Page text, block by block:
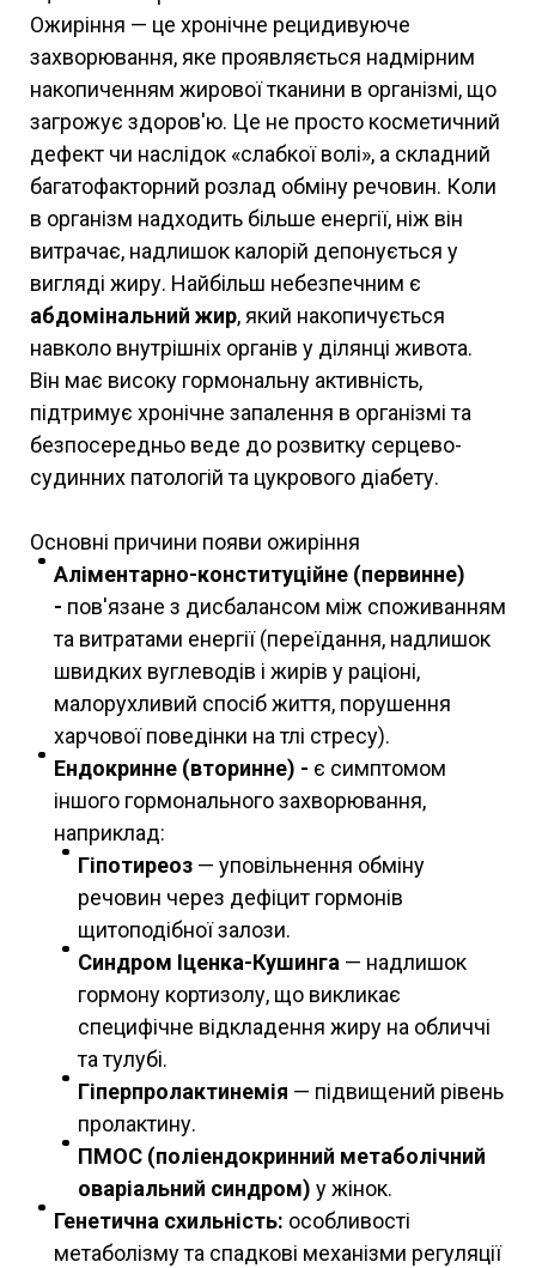
Ожиріння — це хронічне рецидивуюче
захворювання, яке проявляється надмірним
накопиченням жирової тканини в організмі, що
загрожує здоров'ю. Це не просто косметичний
дефект чи наслідок «слабкої волі», а складний
багатофакторний розлад обміну речовин. Коли
в організм надходить більше енергії, ніж він
витрачає, надлишок калорій депонується у
вигляді жиру. Найбільш небезпечним є
абдомінальний жир, який накопичується
навколо внутрішніх органів у ділянці живота.
Він має високу гормональну активність,
підтримує хронічне запалення в організмі та
безпосередньо веде до розвитку серцево-
судинних патологій та цукрового діабету.
Основні причини появи ожиріння
Аліментарно-конституційне (первинне)
- пов'язане з дисбалансом між споживанням
та витратами енергії (переїдання, надлишок
швидких вуглеводів і жирів у раціоні,
малорухливий спосіб життя, порушення
харчової поведінки на тлі стресу).
Ендокринне (вторинне) - є симптомом
іншого гормонального захворювання,
наприклад:
Гіпотиреоз — уповільнення обміну
речовин через дефіцит гормонів
щитоподібної залози.
Синдром Іценка-Кушинга — надлишок
гормону кортизолу, що викликає
специфічне відкладення жиру на обличчі
та тулубі.
Гіперпролактинемія — підвищений рівень
пролактину.
ПМОС (поліендокринний метаболічний
оваріальний синдром) у жінок.
Генетична схильність: особливості
метаболізму та спадкові механізми регуляції